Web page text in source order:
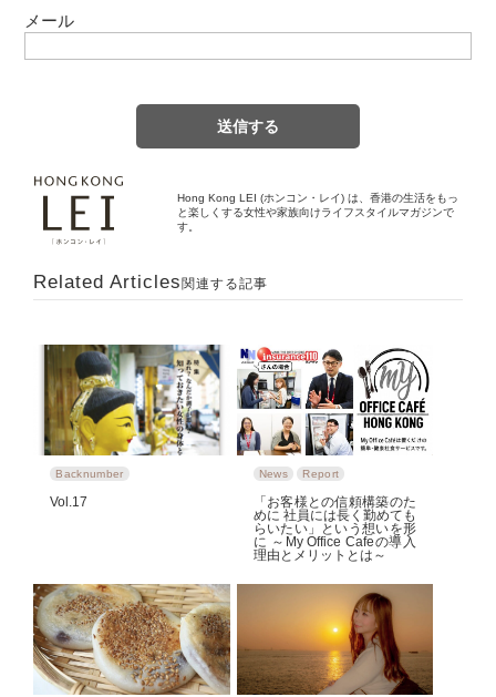
メール
Hong Kong LEI (ホンコン・レイ) は、香港の生活をもっ
と楽しくする女性や家族向けライフスタイルマガジンで
す。
Related Articles 関連する記事
Backnumber
Vol.17
News Report
「お客様との信頼構築のた
めに 社員には長く勤めても
らいたい」という想いを形
に ～My Office Cafeの導入
理由とメリットとは～